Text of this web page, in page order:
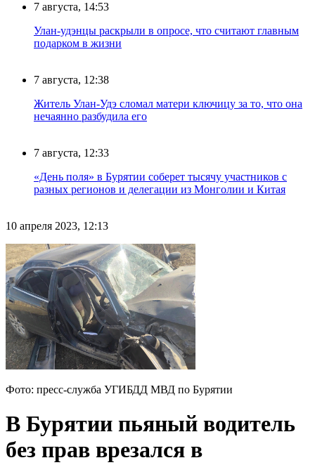
7 августа, 14:53
Улан-удэнцы раскрыли в опросе, что считают главным
подарком в жизни
7 августа, 12:38
Житель Улан-Удэ сломал матери ключицу за то, что она
нечаянно разбудила его
7 августа, 12:33
«День поля» в Бурятии соберет тысячу участников с
разных регионов и делегации из Монголии и Китая
10 апреля 2023, 12:13
Фото: пресс-служба УГИБДД МВД по Бурятии
В Бурятии пьяный водитель
без прав врезался в